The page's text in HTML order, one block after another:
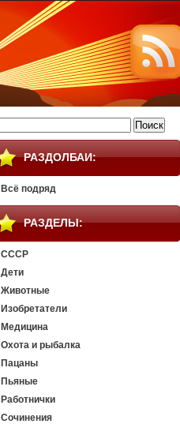
РАЗДОЛБАИ:
Всё подряд
РАЗДЕЛЫ:
СССР
Дети
Животные
Изобретатели
Медицина
Охота и рыбалка
Пацаны
Пьяные
Работнички
Сочинения